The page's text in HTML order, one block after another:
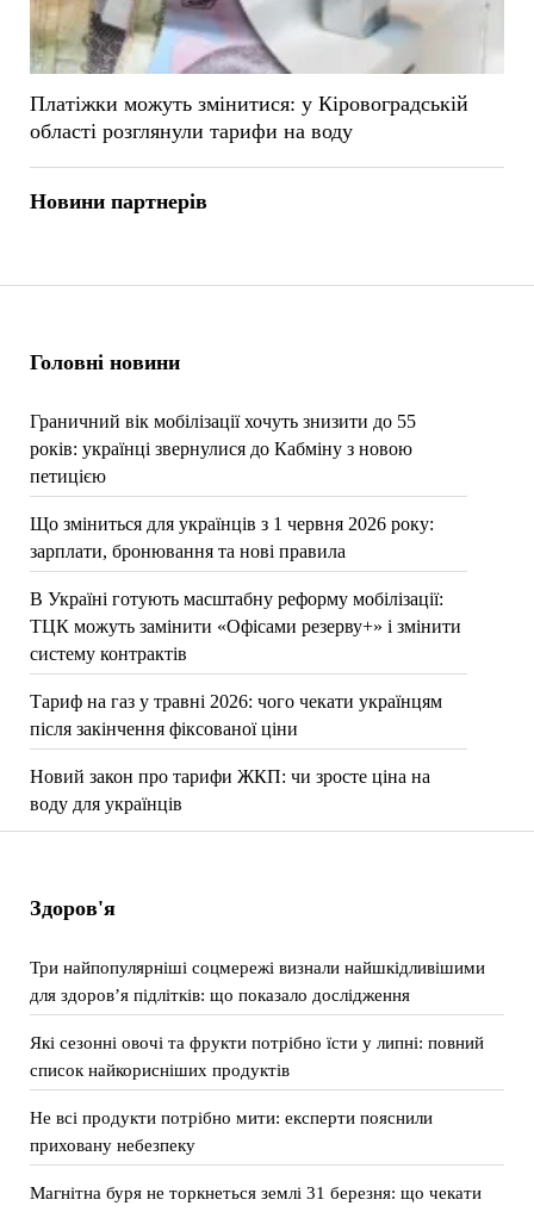
Головні новини
Граничний вік мобілізації хочуть знизити до 55
років: українці звернулися до Кабміну з новою
петицією
Що зміниться для українців з 1 червня 2026 року:
зарплати, бронювання та нові правила
В Україні готують масштабну реформу мобілізації:
ТЦК можуть замінити «Офісами резерву+» і змінити
систему контрактів
Тариф на газ у травні 2026: чого чекати українцям
після закінчення фіксованої ціни
Новий закон про тарифи ЖКП: чи зросте ціна на
воду для українців
Платіжки можуть змінитися: у Кіровоградській
області розглянули тарифи на воду
Новини партнерів
Здоров'я
Три найпопулярніші соцмережі визнали найшкідливішими
для здоров’я підлітків: що показало дослідження
Які сезонні овочі та фрукти потрібно їсти у липні: повний
список найкорисніших продуктів
Не всі продукти потрібно мити: експерти пояснили
приховану небезпеку
Магнітна буря не торкнеться землі 31 березня: що чекати